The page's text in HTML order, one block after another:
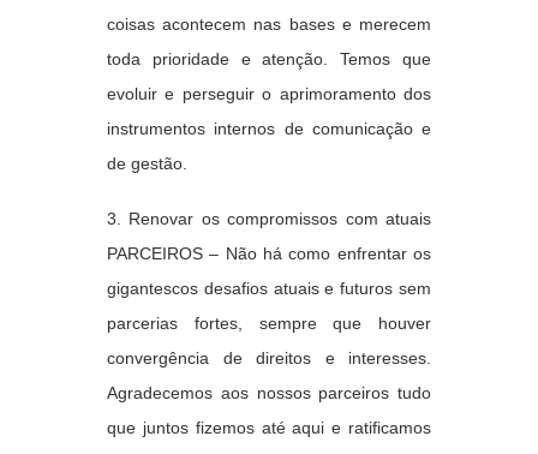
coisas acontecem nas bases e merecem
toda prioridade e atenção. Temos que
evoluir e perseguir o aprimoramento dos
instrumentos internos de comunicação e
de gestão.
3. Renovar os compromissos com atuais
PARCEIROS – Não há como enfrentar os
gigantescos desafios atuais e futuros sem
parcerias fortes, sempre que houver
convergência de direitos e interesses.
Agradecemos aos nossos parceiros tudo
que juntos fizemos até aqui e ratificamos